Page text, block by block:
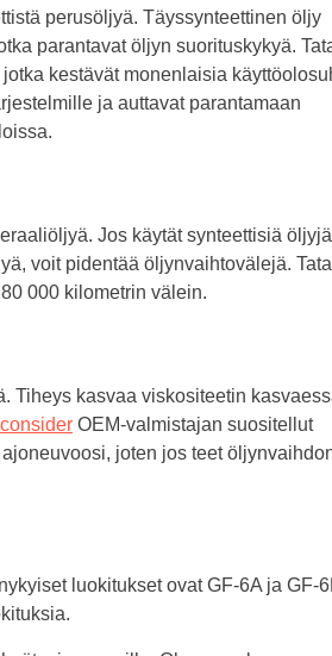
perusöljyä. Täyssynteettinen öljy
parantavat öljyn suorituskykyä.
kestävät monenlaisia
ja auttavat parantamaan
Jos käytät synteettisiä öljyjä
voit pidentää öljynvaihtovälejä. Tata
000 kilometrin välein.
Tiheys kasvaa viskositeetin
consider OEM-valmistajan suositellut
joten jos teet
luokitukset ovat GF-6A ja GF-